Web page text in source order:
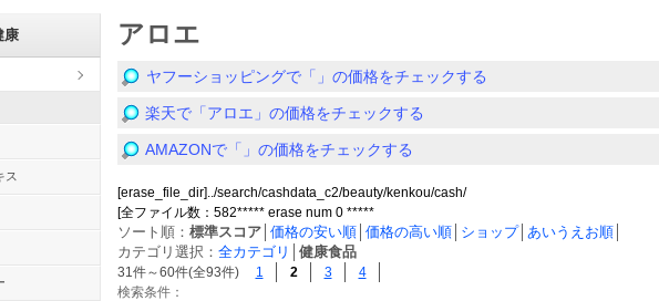
康
ス
アロエ
ヤフーショッピングで「」の価格をチェックする
楽天で「アロエ」の価格をチェックする
AMAZONで「」の価格をチェックする
[erase_file_dir]../search/cashdata_c2/beauty/kenkou/cash/
[全ファイル数：582***** erase num 0 *****
ソート順： 標準スコア 価格の安い順 価格の高い順 ショップ│ あいうえお順
カテゴリ選択： 全カテゴリ 健康食品
31件～60件(全93件) 1 2 3
4
検索条件：